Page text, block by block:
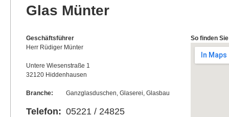
Glas Münter
Geschäftsführer
Herr Rüdiger Münter
Untere Wiesenstraße 1
32120 Hiddenhausen
Branche: Ganzglasduschen, Glaserei, Glasbau
Telefon: 05221 / 24825
So finden